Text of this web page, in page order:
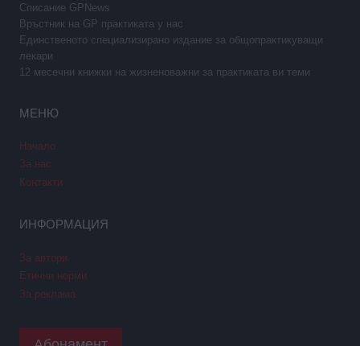
Списание GPNews
Връстник на GP практиката у нас
Единственото специализирано издание за общопрактикуващи
лекари
12 месечни книжки на жизненоважни за практиката ви теми
МЕНЮ
Начало
За нас
Контакти
ИНФОРМАЦИЯ
За автори
Етични норми
За реклама